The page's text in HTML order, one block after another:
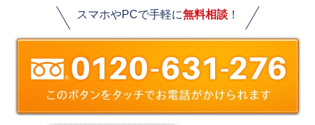
スマホやPCで手軽に無料相談！